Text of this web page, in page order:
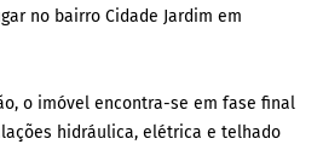
no bairro Cidade Jardim em
o imóvel encontra-se em fase final
hidráulica, elétrica e telhado